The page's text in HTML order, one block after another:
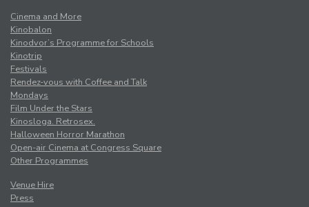
Cinema and More
Kinobalon
Kinodvor’s Programme for Schools
Kinotrip
Festivals
Rendez-vous with Coffee and Talk
Mondays
Film Under the Stars
Kinosloga. Retrosex.
Halloween Horror Marathon
Open-air Cinema at Congress Square
Other Programmes
Venue Hire
Press